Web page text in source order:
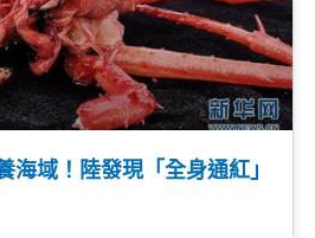
海域！陸發現「全身通紅」